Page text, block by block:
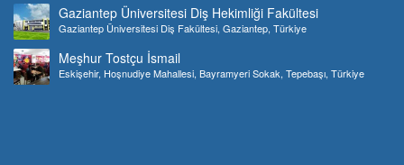
Gaziantep Üniversitesi Diş Hekimliği Fakültesi
Gaziantep Üniversitesi Diş Fakültesi, Gaziantep, Türkiye
Meşhur Tostçu İsmail
Eskişehir, Hoşnudiye Mahallesi, Bayramyeri Sokak, Tepebaşı, Türkiye